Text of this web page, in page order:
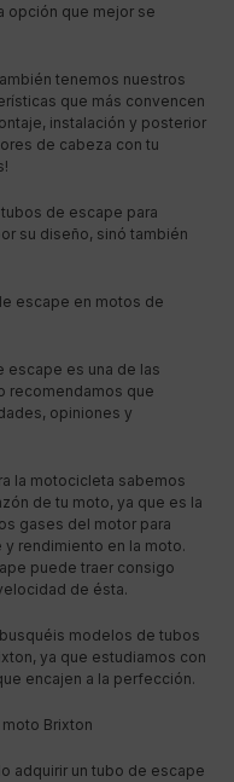
opción que mejor se
tenemos nuestros
que más convencen
instalación y posterior
de cabeza con tu
de escape para
su diseño, sinó también
escape en motos de
escape es una de las
recomendamos que
opiniones y
la motocicleta sabemos
de tu moto, ya que es la
gases del motor para
rendimiento en la moto.
puede traer consigo
de ésta.
modelos de tubos
ya que estudiamos con
encajen a la perfección.
Brixton
adquirir un tubo de escape